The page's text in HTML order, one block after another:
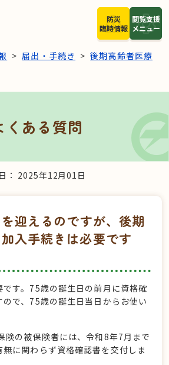
閲覧支援
メニュー
防災
臨時情報
届出・手続き
後期高齢者医療
くある質問
： 2025年12月01日
迎えるのですが、後期
入手続きは必要です
です。75歳の誕生日の前月に資格確
で、75歳の誕生日当日からお使い
険の被保険者には、令和8年7月まで
に関わらず資格確認書を交付しま